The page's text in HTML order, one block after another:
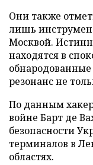
Они также
лишь
Москвой.
находятся в
резонанс не
По данным
войне Барт де
безопасности
терминалов в
областях.